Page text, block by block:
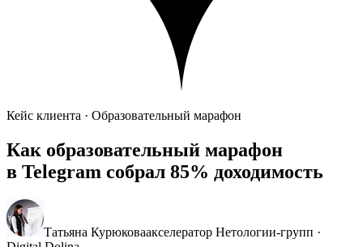
Кейс клиента · Образовательный марафон
Как образовательный марафон
в Telegram собрал 85% доходимость
Татьяна Курюковаакселератор Нетологии-групп ·